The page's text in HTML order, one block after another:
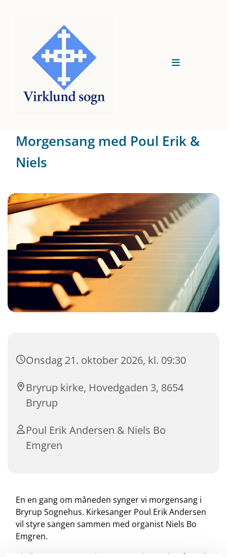
Morgensang med Poul Erik &
Niels
Onsdag 21. oktober 2026, kl. 09:30
Bryrup kirke, Hovedgaden 3, 8654
Bryrup
Poul Erik Andersen & Niels Bo
Emgren
En en gang om måneden synger vi morgensang i
Bryrup Sognehus. Kirkesanger Poul Erik Andersen
vil styre sangen sammen med organist Niels Bo
Emgren.